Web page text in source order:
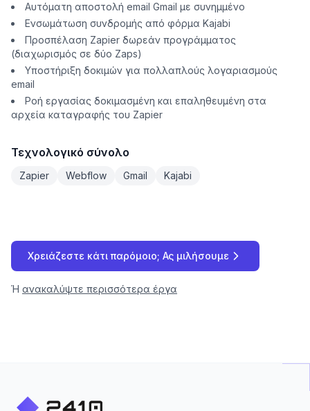
Αυτόματη αποστολή email Gmail με συνημμένο
Ενσωμάτωση συνδρομής από φόρμα Kajabi
Προσπέλαση Zapier δωρεάν προγράμματος
(διαχωρισμός σε δύο Zaps)
Υποστήριξη δοκιμών για πολλαπλούς λογαριασμούς
email
Ροή εργασίας δοκιμασμένη και επαληθευμένη στα
αρχεία καταγραφής του Zapier
Τεχνολογικό σύνολο
Zapier Webflow Gmail Kajabi
Χρειάζεστε κάτι παρόμοιο; Ας μιλήσουμε
Ή ανακαλύψτε περισσότερα έργα